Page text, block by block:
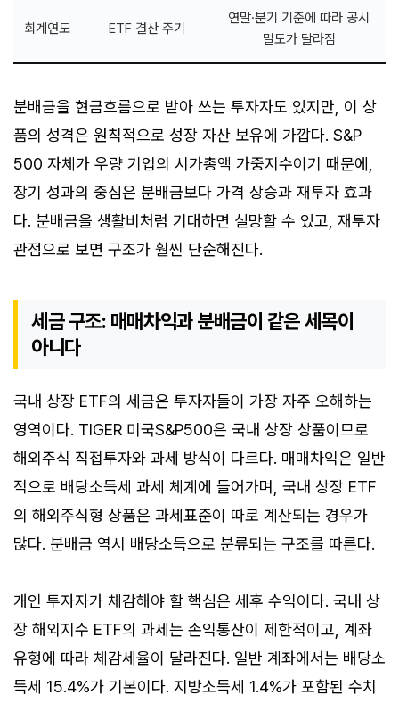
회계연도 ETF 결산 주기
연말·분기 기준에 따라 공시
밀도가 달라짐
분배금을 현금흐름으로 받아 쓰는 투자자도 있지만, 이 상
품의 성격은 원칙적으로 성장 자산 보유에 가깝다. S&P
500 자체가 우량 기업의 시가총액 가중지수이기 때문에,
장기 성과의 중심은 분배금보다 가격 상승과 재투자 효과
다. 분배금을 생활비처럼 기대하면 실망할 수 있고, 재투자
관점으로 보면 구조가 훨씬 단순해진다.
세금 구조: 매매차익과 분배금이 같은 세목이
아니다
국내 상장 ETF의 세금은 투자자들이 가장 자주 오해하는
영역이다. TIGER 미국S&P500은 국내 상장 상품이므로
해외주식 직접투자와 과세 방식이 다르다. 매매차익은 일반
적으로 배당소득세 과세 체계에 들어가며, 국내 상장 ETF
의 해외주식형 상품은 과세표준이 따로 계산되는 경우가
많다. 분배금 역시 배당소득으로 분류되는 구조를 따른다.
개인 투자자가 체감해야 할 핵심은 세후 수익이다. 국내 상
장 해외지수 ETF의 과세는 손익통산이 제한적이고, 계좌
유형에 따라 체감세율이 달라진다. 일반 계좌에서는 배당소
득세 15.4%가 기본이다. 지방소득세 1.4%가 포함된 수치